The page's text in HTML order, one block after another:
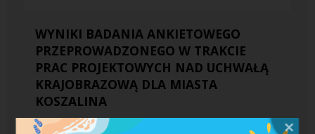
WYNIKI BADANIA ANKIETOWEGO
PRZEPROWADZONEGO W TRAKCIE
PRAC PROJEKTOWYCH NAD UCHWAŁĄ
KRAJOBRAZOWĄ DLA MIASTA
KOSZALINA
12.03.2018